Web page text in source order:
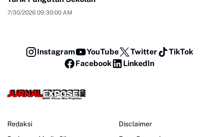
7/30/2026 09:30:00 AM
Instagram YouTube Twitter
TikTok
Facebook
LinkedIn
Redaksi
Disclaimer